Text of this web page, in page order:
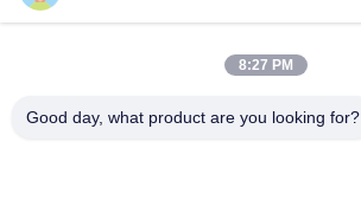
迅速な連絡
8:27 PM
Good day, what product are you looking for?